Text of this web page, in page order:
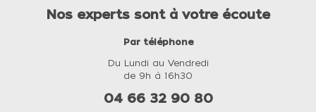
Nos experts sont à votre écoute
Par téléphone
Du Lundi au Vendredi
de 9h à 16h30
04 66 32 90 80